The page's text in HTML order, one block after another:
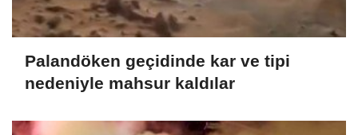
Palandöken geçidinde kar ve tipi
nedeniyle mahsur kaldılar